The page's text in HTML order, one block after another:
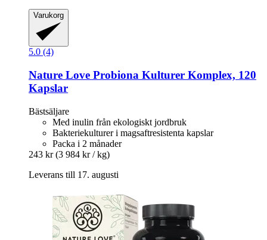
Varukorg
5.0 (4)
Nature Love Probiona Kulturer Komplex, 120
Kapslar
Bästsäljare
Med inulin från ekologiskt jordbruk
Bakteriekulturer i magsaftresistenta kapslar
Packa i 2 månader
243 kr (3 984 kr / kg)
Leverans till 17. augusti